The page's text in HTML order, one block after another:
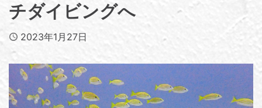
チダイビングへ
Published
2023年1月27日